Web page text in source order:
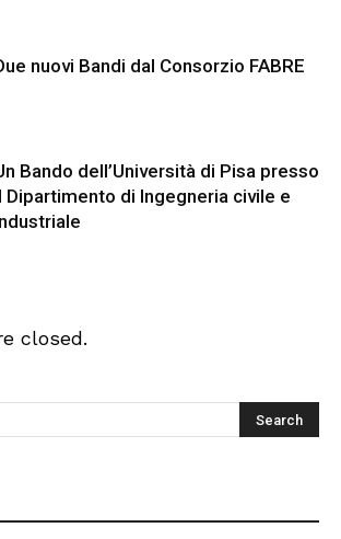
nuovi Bandi dal Consorzio FABRE
Bando dell’Università di Pisa presso
Dipartimento di Ingegneria civile e
closed.